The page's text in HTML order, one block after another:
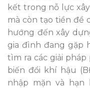
kết trong nỗ lực
mà còn tạo tiền đề
hướng đến xây
gia đình đang gặp
tìm ra các giải
biến đổi khí hậu
nhập mặn và hạn